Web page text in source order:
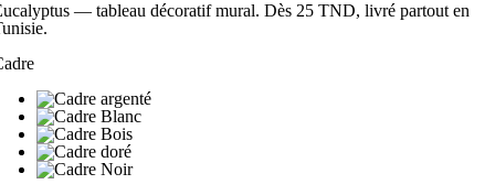
— tableau décoratif mural. Dès 25 TND, livré partout en